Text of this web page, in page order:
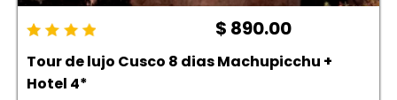
$ 890.00
Tour de lujo Cusco 8 dias Machupicchu +
Hotel 4*